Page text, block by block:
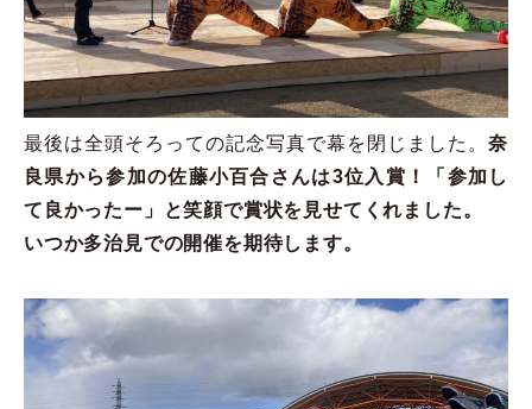
最後は全頭そろっての記念写真で幕を閉じました。奈
良県から参加の佐藤小百合さんは3位入賞！「参加し
て良かったー」と笑顔で賞状を見せてくれました。
いつか多治見での開催を期待します。